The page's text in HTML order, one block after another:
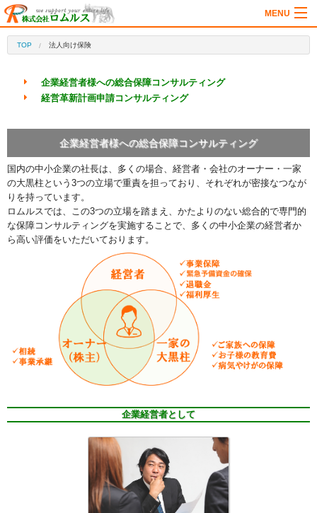
MENU
法人向け保険
会社情報
メディア/セミナー
お問合せ
TOP 法人向け保険
企業経営者様への総合保障コンサルティング
経営革新計画申請コンサルティング
企業経営者様への総合保障コンサルティング
国内の中小企業の社長は、多くの場合、経営者・会社のオーナー・一家
の大黒柱という3つの立場で重責を担っており、それぞれが密接なつなが
りを持っています。
ロムルスでは、この3つの立場を踏まえ、かたよりのない総合的で専門的
な保障コンサルティングを実施することで、多くの中小企業の経営者か
ら高い評価をいただいております。
企業経営者として